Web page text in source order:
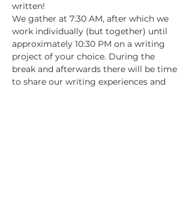
written!
We gather at 7:30 AM, after which we
work individually (but together) until
approximately 10:30 PM on a writing
project of your choice. During the
break and afterwards there will be time
to share our writing experiences and